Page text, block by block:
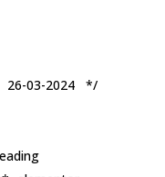
03-2024 */